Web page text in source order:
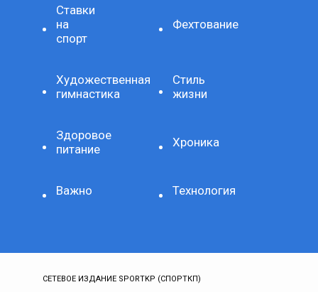
Ставки
на
спорт
Фехтование
Художественная
гимнастика
Стиль
жизни
Здоровое
питание
Хроника
Важно Технология
СЕТЕВОЕ ИЗДАНИЕ SPORTKP (СПОРТКП)